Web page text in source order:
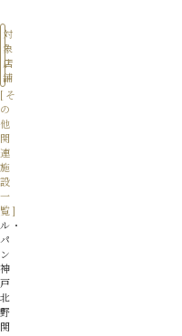
対
象
店
舗
ル・
パ
ン
神
戸
北
野
関